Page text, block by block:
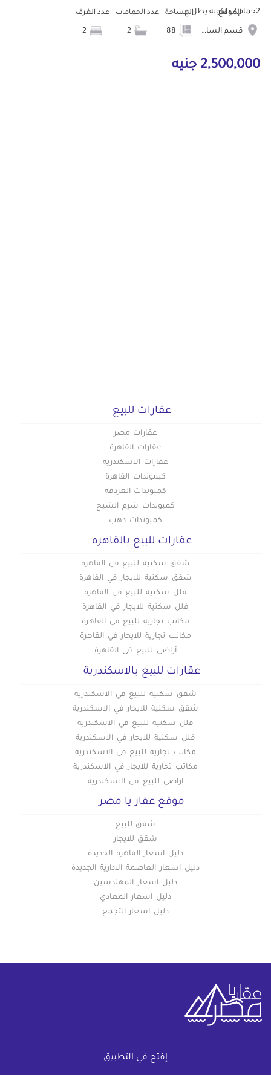
2حمام 2 بلكونه يطل ع... الموقع
قسم الساحل الشمالى
المساحة عدد الحمامات عدد الغرف
2,500,000 جنيه
إفتح في التطبيق
عقارات للبيع
عقارات مصر
عقارات القاهرة
عقارات الاسكندرية
كبموندات القاهرة
كمبوندات الغردقة
كمبوندات شرم الشيخ
كمبوندات دهب
عقارات للبيع بالقاهره
شقق سكنية للبيع في القاهرة
شقق سكنية للايجار في القاهرة
فلل سكنية للبيع في القاهرة
فلل سكنية للايجار في القاهرة
مكاتب تجارية للبيع في القاهرة
مكاتب تجارية للايجار في القاهرة
أراضي للبيع في القاهرة
عقارات للبيع بالاسكندرية
شقق سكنيه للبيع في الاسكندرية
شقق سكنية للايجار في الاسكندرية
فلل سكنية للبيع في الاسكندرية
فلل سكنية للايجار في الاسكندرية
مكاتب تجارية للبيع في الاسكندرية
مكاتب تجارية للايجار في الاسكندرية
اراضي للبيع في الاسكندرية
موقع عقار يا مصر
شقق للبيع
شقق للايجار
دليل اسعار القاهرة الجديدة
دليل اسعار العاصمة الادارية الجديدة
دليل اسعار المهندسين
دليل اسعار المعادي
دليل اسعار التجمع